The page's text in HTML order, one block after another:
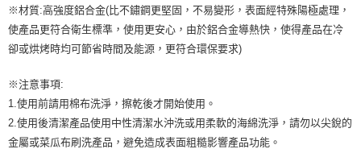
３．安心：先確認商品／服務後，再付款。
【「AFTEE先享後付」結帳流程】
１．於結帳方式選擇「AFTEE先享後付」後，將跳轉至「AFTEE先享後付」
２．訂單成立數日內，您將收到繳費通知簡訊。
ATM／網路銀行／等多元方式進行付款，方視為交易完成。
※ 請注意：結帳手續完成當下不需立刻繳費，但若您需要取消訂單，請聯絡
購買商品的店家。未經商家同意取消之訂單仍視為有效，需透過AFTEE先享
全家取貨付款-重量限制含紙箱10kg，請控制商品重量在9~9.5
kg
每筆NT$90，滿NT$990(含以上)免運費
付款後全家取貨-重量限制含紙箱10kg，請控制商品重量在9~
9.5kg
每筆NT$90，滿NT$990(含以上)免運費
※材質:高強度鋁合金(比不鏽鋼更堅固，不易變形，表面經特殊陽極處理，
使產品更符合衛生標準，使用更安心，由於鋁合金導熱快，使得產品在冷
卻或烘烤時均可節省時間及能源，更符合環保要求)
※注意事項:
1.使用前請用棉布洗淨，擦乾後才開始使用。
2.使用後清潔產品使用中性清潔水沖洗或用柔軟的海綿洗淨，請勿以尖銳的
金屬或菜瓜布刷洗產品，避免造成表面粗糙影響產品功能。